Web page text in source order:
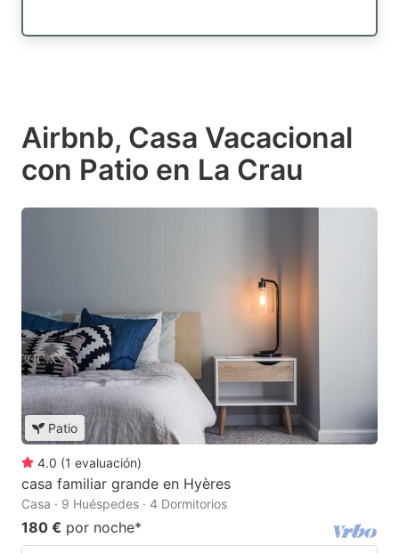
Airbnb, Casa Vacacional
con Patio en La Crau
Patio
4.0 (1 evaluación)
casa familiar grande en Hyères
Casa · 9 Huéspedes · 4 Dormitorios
180 € por noche*